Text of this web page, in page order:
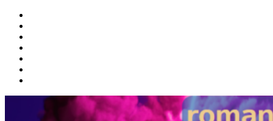
Skip
content